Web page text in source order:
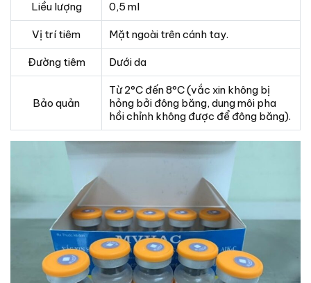
Liều lượng 0,5 ml
Vị trí tiêm Mặt ngoài trên cánh tay.
Đường tiêm Dưới da
Bảo quản
Từ 2°C đến 8°C (vắc xin không bị
hỏng bởi đông băng, dung môi pha
hồi chỉnh không được để đông băng).